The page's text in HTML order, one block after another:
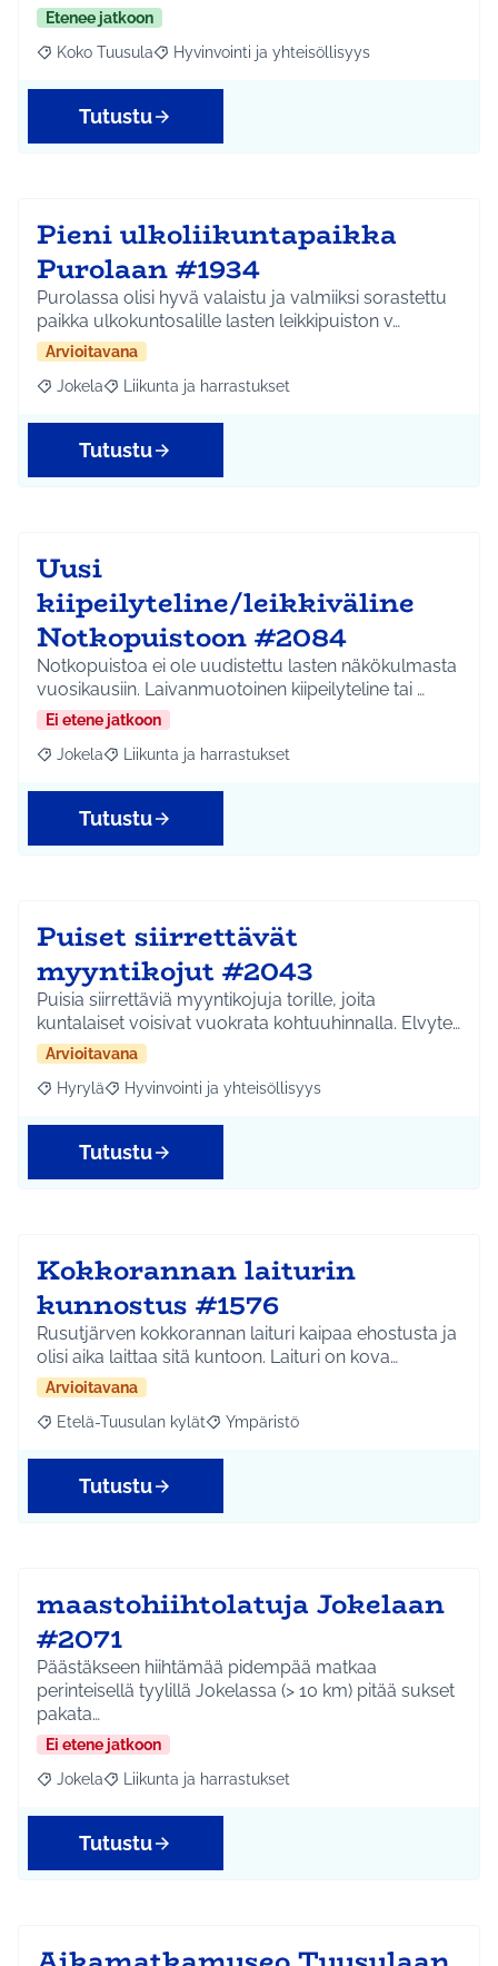
Etenee jatkoon
Rajaa tulokset aihepiirin mukaan: Koko Tuusula
Koko Tuusula Rajaa tulokset teeman mukaan: Hyvinvointi ja
Hyvinvointi ja yhteisöllisyys
Tutustu
Pieni ulkoliikuntapaikka
Purolaan #1934
Purolassa olisi hyvä valaistu ja valmiiksi sorastettu
paikka ulkokuntosalille lasten leikkipuiston v…
Arvioitavana
Rajaa tulokset aihepiirin mukaan: Jokela
Jokela Rajaa tulokset teeman mukaan: Liikunta ja
Liikunta ja harrastukset
Tutustu
Uusi
kiipeilyteline/leikkiväline
Notkopuistoon #2084
Notkopuistoa ei ole uudistettu lasten näkökulmasta
vuosikausiin. Laivanmuotoinen kiipeilyteline tai …
Ei etene jatkoon
Rajaa tulokset aihepiirin mukaan: Jokela
Jokela Rajaa tulokset teeman mukaan: Liikunta ja
Liikunta ja harrastukset
Tutustu
Puiset siirrettävät
myyntikojut #2043
Puisia siirrettäviä myyntikojuja torille, joita
kuntalaiset voisivat vuokrata kohtuuhinnalla. Elvyte…
Arvioitavana
Rajaa tulokset aihepiirin mukaan: Hyrylä
Hyrylä Rajaa tulokset teeman mukaan: Hyvinvointi ja
Hyvinvointi ja yhteisöllisyys
Tutustu
Kokkorannan laiturin
kunnostus #1576
Rusutjärven kokkorannan laituri kaipaa ehostusta ja
olisi aika laittaa sitä kuntoon. Laituri on kova…
Arvioitavana
Rajaa tulokset aihepiirin mukaan: Etelä-Tuusulan kylät
Etelä-Tuusulan kylät Rajaa tulokset teeman mukaan:
Ympäristö
Tutustu
maastohiihtolatuja Jokelaan
#2071
Päästäkseen hiihtämää pidempää matkaa
perinteisellä tyylillä Jokelassa (> 10 km) pitää sukset
pakata…
Ei etene jatkoon
Rajaa tulokset aihepiirin mukaan: Jokela
Jokela Rajaa tulokset teeman mukaan: Liikunta ja
Liikunta ja harrastukset
Tutustu